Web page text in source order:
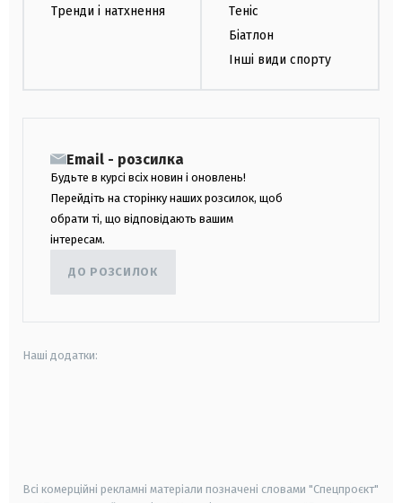
Тренди і натхнення
Теніс
Біатлон
Інші види спорту
Email - розсилка
Будьте в курсі всіх новин і оновлень!
Перейдіть на сторінку наших розсилок, щоб
обрати ті, що відповідають вашим
інтересам.
ДО РОЗСИЛОК
Наші додатки:
Всі комерційні рекламні матеріали позначені словами "Спецпроєкт"